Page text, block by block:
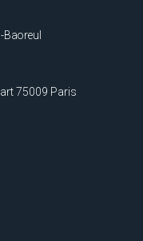
Baoreul
75009 Paris